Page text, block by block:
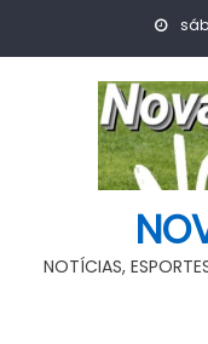
NOTÍCIAS,